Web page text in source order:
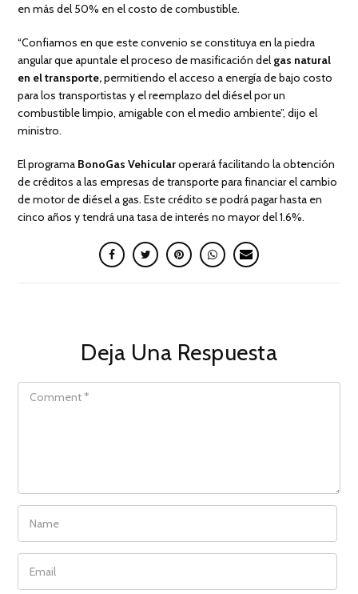
en más del 50% en el costo de combustible.
“Confiamos en que este convenio se constituya en la piedra
angular que apuntale el proceso de masificación del gas natural
en el transporte,permitiendo el acceso a energía de bajo costo
para los transportistas y el reemplazo del diésel por un
combustible limpio, amigable con el medio ambiente”, dijo el
ministro.
El programa BonoGas Vehicularoperará facilitando la obtención
de créditos a las empresas de transporte para financiar el cambio
de motor de diésel a gas. Este crédito se podrá pagar hasta en
cinco años y tendrá una tasa de interés no mayor del 1.6%.
Deja Una Respuesta
COMMENT
NAME
EMAIL